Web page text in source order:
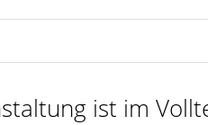
ist im